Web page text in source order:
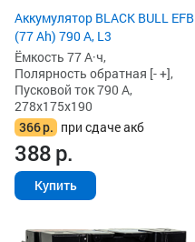
Аккумулятор BLACK BULL EFB
(77 Ah) 790 А, L3
Ёмкость 77 А·ч,
Полярность обратная [- +],
Пусковой ток 790 А,
278x175x190
366р. при сдаче акб
388р.
Купить